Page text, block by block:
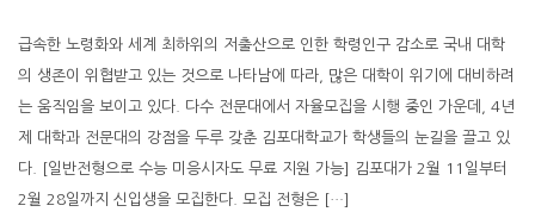
급속한 노령화와 세계 최하위의 저출산으로 인한 학령인구 감소로 국내 대학
의 생존이 위협받고 있는 것으로 나타남에 따라, 많은 대학이 위기에 대비하려
는 움직임을 보이고 있다. 다수 전문대에서 자율모집을 시행 중인 가운데, 4년
제 대학과 전문대의 강점을 두루 갖춘 김포대학교가 학생들의 눈길을 끌고 있
다. [일반전형으로 수능 미응시자도 무료 지원 가능] 김포대가 2월 11일부터
2월 28일까지 신입생을 모집한다. 모집 전형은 […]